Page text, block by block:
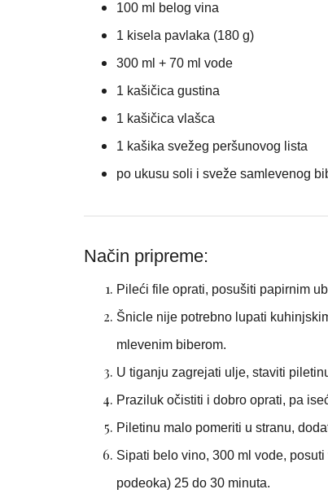
100 ml belog vina
1 kisela pavlaka (180 g)
300 ml + 70 ml vode
1 kašičica gustina
1 kašičica vlašca
1 kašika svežeg peršunovog lista
po ukusu soli i sveže samlevenog
Način pripreme:
Pileći file oprati, posušiti papirnim
Šnicle nije potrebno lupati
mlevenim biberom.
U tiganju zagrejati ulje, staviti
Praziluk očistiti i dobro oprati, pa
Piletinu malo pomeriti u stranu,
Sipati belo vino, 300 ml vode,
podeoka) 25 do 30 minuta.